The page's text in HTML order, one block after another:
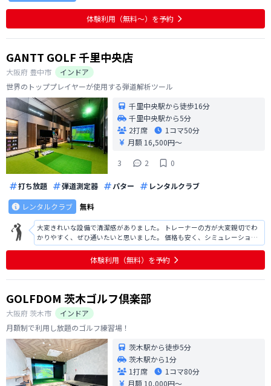
体験利用（無料〜）を予約
GANTT GOLF 千里中央店
大阪府 豊中市
インドア
世界のトッププレイヤーが使用する弾道解析ツール
千里中央駅から徒歩16分
千里中央駅から5分
2打席
1コマ50分
月額 16,500円〜
3
2 0
打ち放題 弾道測定器 パター
レンタルクラブ
レンタルクラブ
無料
大変きれいな設備で清潔感がありました。 トレーナーの方が大変親切でわ
かりやすく、ぜひ通いたいと思いました。 価格も安く、シミュレーション
ゴルフに最適な設定で通えそうでよかったです。 全国展開しているので安
心して通える設備で安心しました。 プロのレッスンを手軽に受けることが
できて納得の料金体系で通いや
体験利用（無料）を予約
GOLFDOM 茨木ゴルフ倶楽部
大阪府 茨木市
インドア
月額制で利用し放題のゴルフ練習場！
茨木駅から徒歩5分
茨木駅から1分
1打席
1コマ80分
月額 10,000円〜